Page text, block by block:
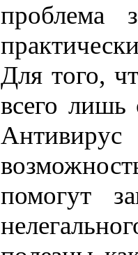
проблема
Для того,
всего лишь
помогут